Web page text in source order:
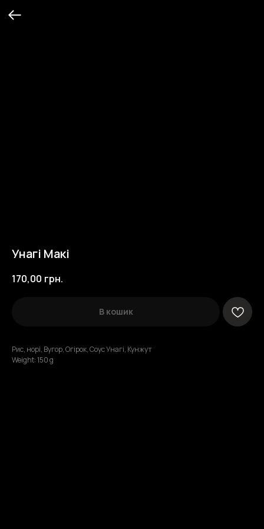
Унагі Макі
170,00 грн.
В кошик
Рис, норі, Вугор, Огірок, Соус Унагі, Кунжут
Weight: 150 g